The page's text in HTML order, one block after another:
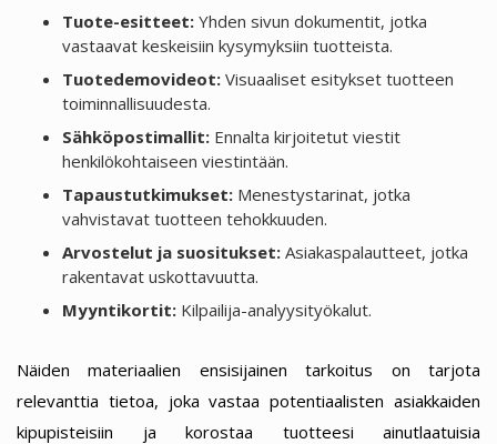
Tuote-esitteet:Yhden sivun dokumentit, jotka
vastaavat keskeisiin kysymyksiin tuotteista.
Tuotedemovideot:Visuaaliset esitykset tuotteen
toiminnallisuudesta.
Sähköpostimallit:Ennalta kirjoitetut viestit
henkilökohtaiseen viestintään.
Tapaustutkimukset:Menestystarinat, jotka
vahvistavat tuotteen tehokkuuden.
Arvostelut ja suositukset:Asiakaspalautteet, jotka
rakentavat uskottavuutta.
Myyntikortit:Kilpailija-analyysityökalut.
Näiden materiaalien ensisijainen tarkoitus on tarjota
relevanttia tietoa, joka vastaa potentiaalisten asiakkaiden
kipupisteisiin ja korostaa tuotteesi ainutlaatuisia